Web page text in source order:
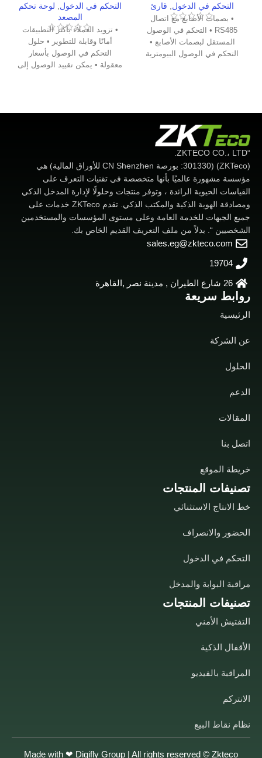
التحكم في الدخول قارئ
• بصمات الأصابع مع اتصال
RS485 • التحكم في الوصول
المستقل لبصمات الأصابع •
التحكم في الوصول البيومترية
التحكم في الدخول
لوحة تحكم
المصعد
• تزويد العملاء بأكثر التطبيقات
أمانًا وقابلة للتطوير • حلول
التحكم في الوصول بأسعار
معقولة • يمكن تقييد الوصول إلى
تصنيفات المنتجات
التفتيش الأمني
الأقفال الذكية
المراقبة بالفيديو
الانتركم
نظام نقاط البيع
تصنيفات المنتجات
خط الانتاج الاستثنائي
الحضور والانصراف
التحكم في الدخول
مراقبة البوابة والمدخل
روابط سريعة
الرئيسية
عن الشركة
الحلول
الدعم
المقالات
اتصل بنا
خريطة الموقع
“ZKTECO CO.، LTD.
(ZKTeco) (301330: بورصة CN Shenzhen للأوراق المالية) هي
مؤسسة مشهورة عالميًا بأنها متخصصة في تقنيات التعرف على
القياسات الحيوية الرائدة ، وتوفر منتجات وحلولًا لإدارة المدخل الذكي
ومصادقة الهوية الذكية والمكتب الذكي. تقدم ZKTeco خدمات على
جميع الجبهات للخدمة العامة وعلى مستوى المؤسسات والمستخدمين
الشخصيين “. بدلاً من ملف التعريف القديم الخاص بك.
sales.eg@zkteco.com
19704
26 شارع الطيران , مدينة نصر ,القاهرة
Made with ❤ Digifly Group | All rights reserved © Zkteco